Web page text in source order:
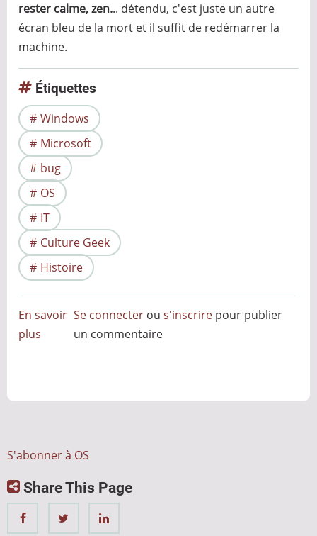
rester calme, zen... détendu, c'est juste un autre
écran bleu de la mort et il suffit de redémarrer la
machine.
Étiquettes
Windows
Microsoft
bug
OS
IT
Culture Geek
Histoire
En savoir
plus
couleurs
Se connecter ous'inscrire pour publier
un commentaire
S'abonner à OS
Share This Page